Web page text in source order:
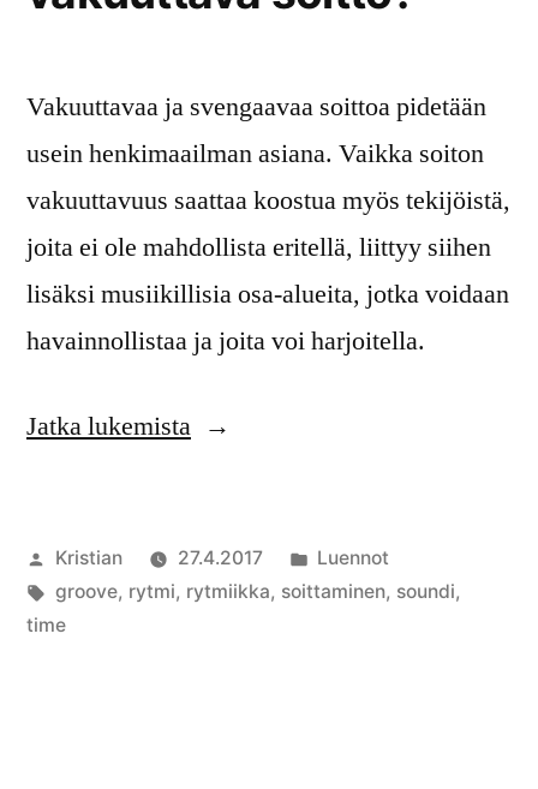
Vakuuttavaa ja svengaavaa soittoa pidetään
usein henkimaailman asiana. Vaikka soiton
vakuuttavuus saattaa koostua myös tekijöistä,
joita ei ole mahdollista eritellä, liittyy siihen
lisäksi musiikillisia osa-alueita, jotka voidaan
havainnollistaa ja joita voi harjoitella.
Jatka lukemista”Mistä
soitto?”
Artikkelin
julkaisija
on
Kristian 27.4.2017
Julkaistu
kategoriassa
Luennot
Avainsanat:
groove, rytmi, rytmiikka, soittaminen, soundi,
time